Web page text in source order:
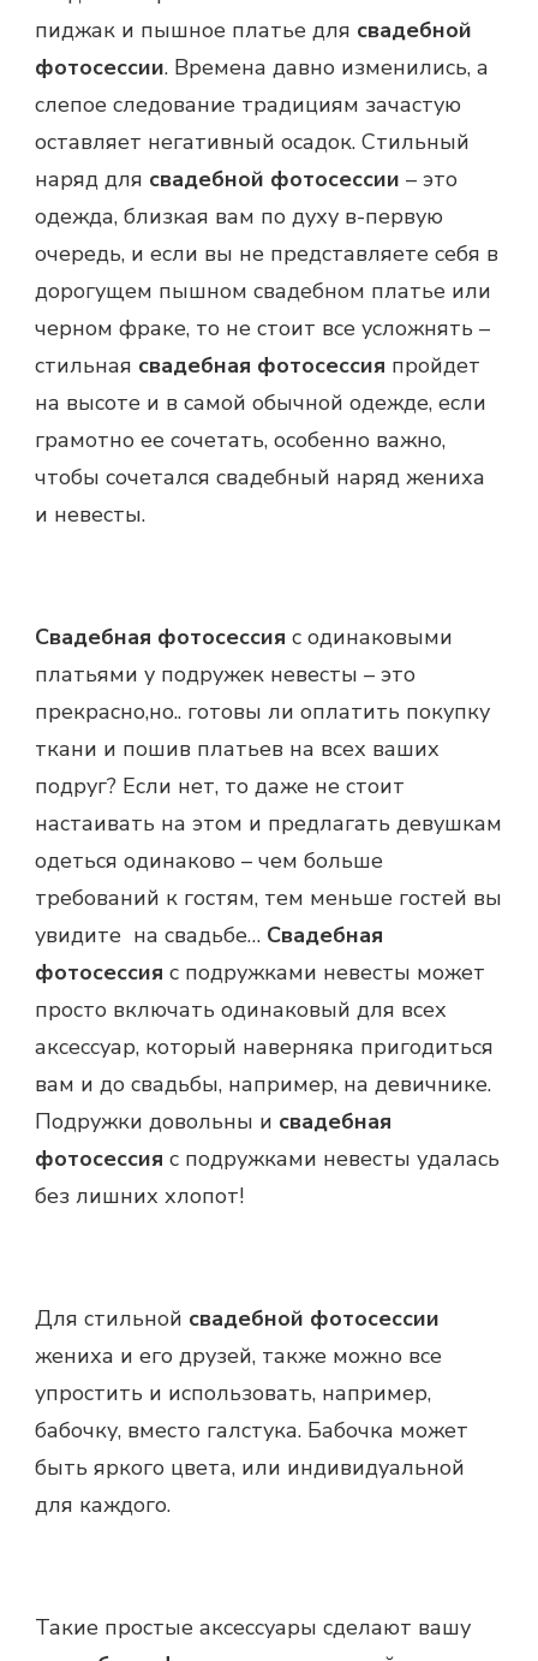
пиджак и пышное платье для свадебной
фотосессии. Времена давно изменились, а
слепое следование традициям зачастую
оставляет негативный осадок. Стильный
наряд для свадебной фотосессии – это
одежда, близкая вам по духу в-первую
очередь, и если вы не представляете себя в
дорогущем пышном свадебном платье или
черном фраке, то не стоит все усложнять –
стильная свадебная фотосессия пройдет
на высоте и в самой обычной одежде, если
грамотно ее сочетать, особенно важно,
чтобы сочетался свадебный наряд жениха
и невесты.
Свадебная фотосессия с одинаковыми
платьями у подружек невесты – это
прекрасно,но.. готовы ли оплатить покупку
ткани и пошив платьев на всех ваших
подруг? Если нет, то даже не стоит
настаивать на этом и предлагать девушкам
одеться одинаково – чем больше
требований к гостям, тем меньше гостей вы
увидите на свадьбе… Свадебная
фотосессия с подружками невесты может
просто включать одинаковый для всех
аксессуар, который наверняка пригодиться
вам и до свадьбы, например, на девичнике.
Подружки довольны и свадебная
фотосессия с подружками невесты удалась
без лишних хлопот!
Для стильной свадебной фотосессии
жениха и его друзей, также можно все
упростить и использовать, например,
бабочку, вместо галстука. Бабочка может
быть яркого цвета, или индивидуальной
для каждого.
Такие простые аксессуары сделают вашу